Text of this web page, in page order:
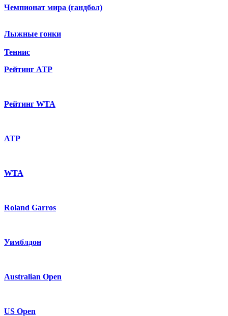
Чемпионат мира (гандбол)
Лыжные гонки
Теннис
Рейтинг ATP
Рейтинг WTA
ATP
WTA
Roland Garros
Уимблдон
Australian Open
US Open